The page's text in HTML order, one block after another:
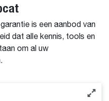
is een aanbod van
dat alle kennis, tools en
om al uw